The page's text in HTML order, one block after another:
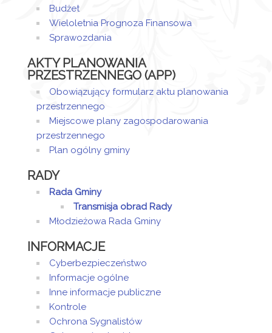
Budżet
Wieloletnia Prognoza Finansowa
Sprawozdania
AKTY PLANOWANIA
PRZESTRZENNEGO (APP)
Obowiązujący formularz aktu planowania
przestrzennego
Miejscowe plany zagospodarowania
przestrzennego
Plan ogólny gminy
RADY
Rada Gminy
Transmisja obrad Rady
Młodzieżowa Rada Gminy
INFORMACJE
Cyberbezpieczeństwo
Informacje ogólne
Inne informacje publiczne
Kontrole
Ochrona Sygnalistów